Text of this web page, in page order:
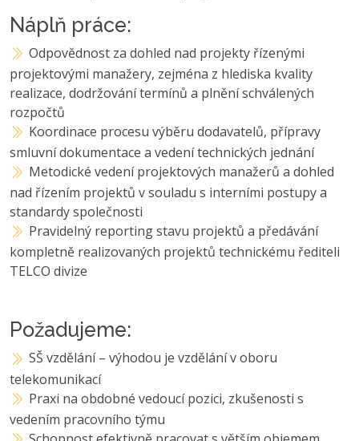
Náplň práce:
Odpovědnost za dohled nad projekty řízenými
projektovými manažery, zejména z hlediska kvality
realizace, dodržování termínů a plnění schválených
rozpočtů
Koordinace procesu výběru dodavatelů, přípravy
smluvní dokumentace a vedení technických jednání
Metodické vedení projektových manažerů a dohled
nad řízením projektů v souladu s interními postupy a
standardy společnosti
Pravidelný reporting stavu projektů a předávání
kompletně realizovaných projektů technickému řediteli
TELCO divize
Požadujeme:
SŠ vzdělání – výhodou je vzdělání v oboru
telekomunikací
Praxi na obdobné vedoucí pozici, zkušenosti s
vedením pracovního týmu